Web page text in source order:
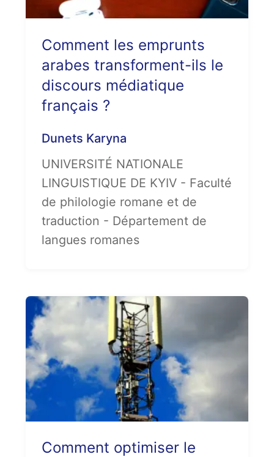
Comment les emprunts
arabes transforment-ils le
discours médiatique
français ?
Dunets Karyna
UNIVERSITÉ NATIONALE
LINGUISTIQUE DE KYIV - Faculté
de philologie romane et de
traduction - Département de
langues romanes
Comment optimiser le